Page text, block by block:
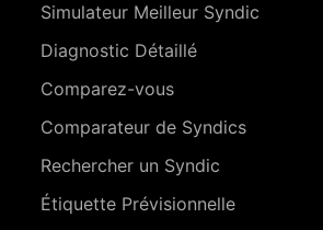
Simulateur Meilleur Syndic
Diagnostic Détaillé
Comparez-vous
Comparateur de Syndics
Rechercher un Syndic
Étiquette Prévisionnelle